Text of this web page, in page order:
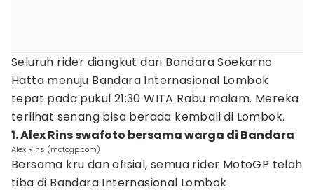
Seluruh rider diangkut dari Bandara Soekarno
Hatta menuju Bandara Internasional Lombok
tepat pada pukul 21:30 WITA Rabu malam. Mereka
terlihat senang bisa berada kembali di Lombok.
1. Alex Rins swafoto bersama warga di Bandara
Alex Rins (motogp.com)
Bersama kru dan ofisial, semua rider MotoGP telah
tiba di Bandara Internasional Lombok